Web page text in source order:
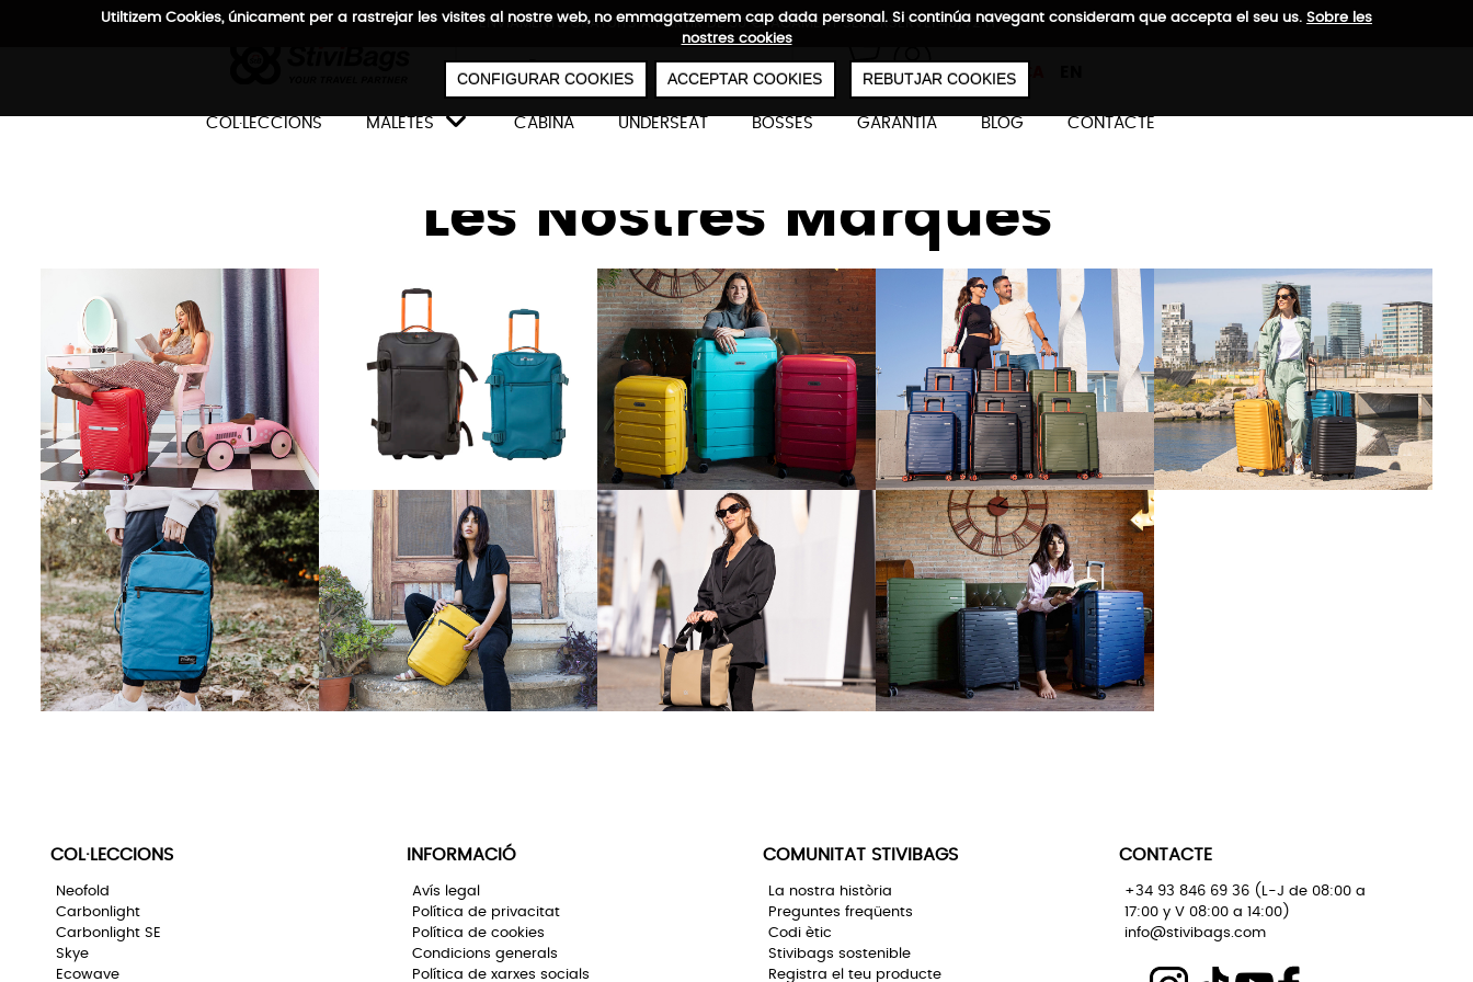
Utiltizem Cookies, únicament per a rastrejar les visites al nostre web, no emmagatzemem cap dada personal. Si continúa navegant consideram que accepta el seu us. Sobre les
nostres cookies
CONFIGURAR COOKIES ACCEPTAR COOKIES REBUTJAR COOKIES
ENVIAMENTS GRATUÏTS A PARTIR DE 50 €PAGAMENT SEGUR SERVEI 48/72 H
ES
COL·LECCIONS MALETES  CABINA UNDERSEAT BOSSES GARANTIA BLOG CONTACTE
Les Nostres Marques
COL·LECCIONS
Neofold
Carbonlight
Carbonlight SE
Skye
Ecowave
INFORMACIÓ
Avís legal
Política de privacitat
Política de cookies
Condicions generals
Política de xarxes socials
COMUNITAT STIVIBAGS
La nostra història
Preguntes freqüents
Codi ètic
Stivibags sostenible
Registra el teu producte
CONTACTE
+34 93 846 69 36 (L-J de 08:00 a
17:00 y V 08:00 a 14:00)
info@stivibags.com